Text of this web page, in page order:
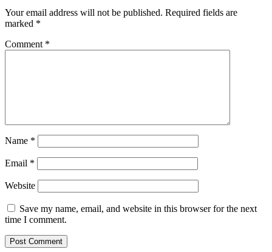
Your email address will not be published. Required fields are
marked *
Comment *
Name *
Email *
Website
Save my name, email, and website in this browser for the next
time I comment.